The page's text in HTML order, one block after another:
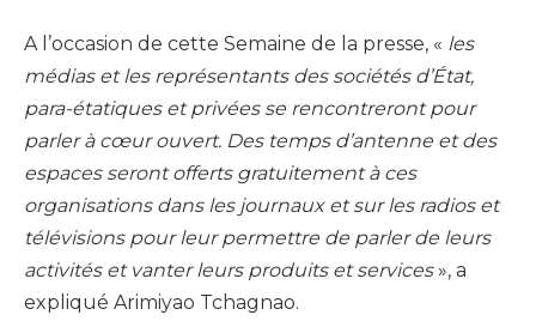
A l’occasion de cette Semaine de la presse, « les
médias et les représentants des sociétés d’État,
para-étatiques et privées se rencontreront pour
parler à cœur ouvert. Des temps d’antenne et des
espaces seront offerts gratuitement à ces
organisations dans les journaux et sur les radios et
télévisions pour leur permettre de parler de leurs
activités et vanter leurs produits et services», a
expliqué Arimiyao Tchagnao.